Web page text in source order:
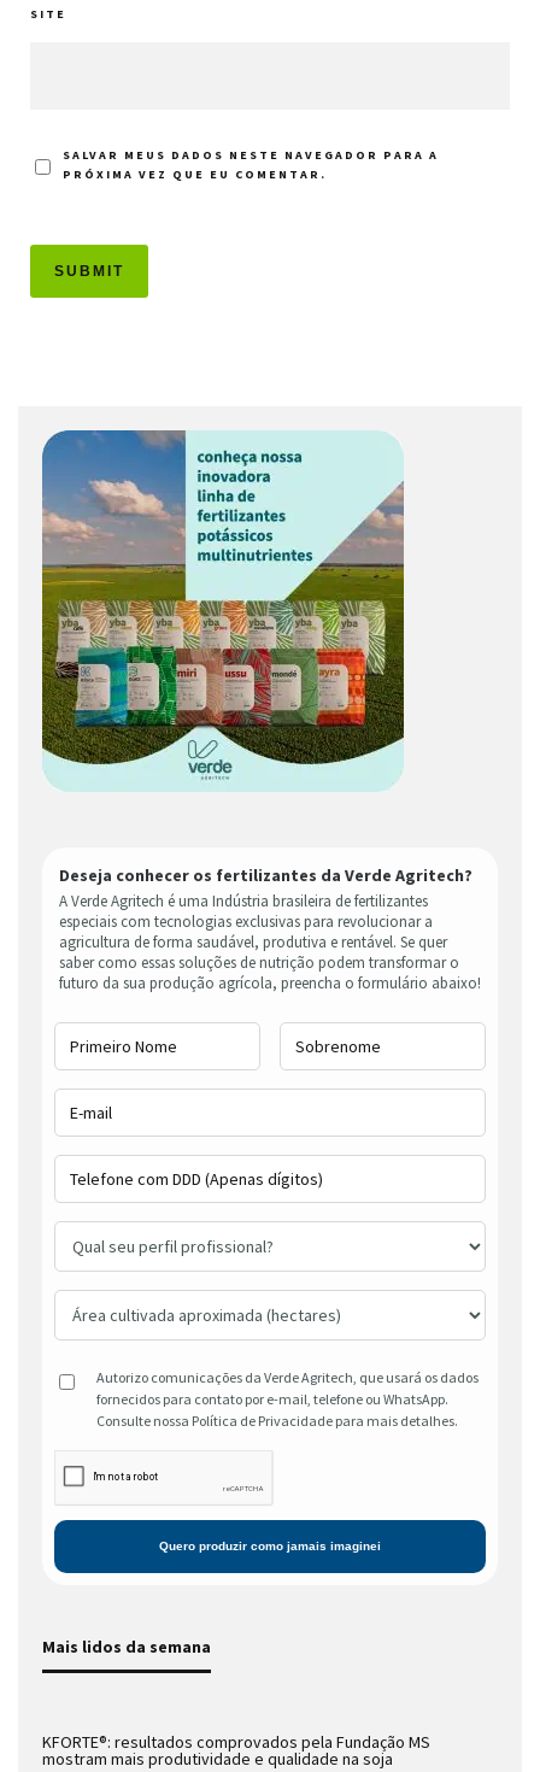
SITE
SALVAR MEUS DADOS NESTE NAVEGADOR PARA A
PRÓXIMA VEZ QUE EU COMENTAR.
Deseja conhecer os fertilizantes da Verde Agritech?
A Verde Agritech é uma Indústria brasileira de fertilizantes
especiais com tecnologias exclusivas para revolucionar a
agricultura de forma saudável, produtiva e rentável. Se quer
saber como essas soluções de nutrição podem transformar o
futuro da sua produção agrícola, preencha o formulário abaixo!
Autorizo comunicações da Verde Agritech, que usará os dados
fornecidos para contato por e-mail, telefone ou WhatsApp.
Consulte nossa Política de Privacidade para mais detalhes.
Mais lidos da semana
KFORTE®: resultados comprovados pela Fundação MS
mostram mais produtividade e qualidade na soja